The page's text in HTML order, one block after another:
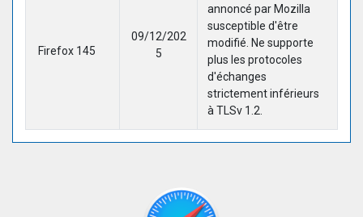
Firefox 145
09/12/202
5
annoncé par Mozilla
susceptible d'être
modifié. Ne supporte
plus les protocoles
d'échanges
strictement inférieurs
à TLSv 1.2.